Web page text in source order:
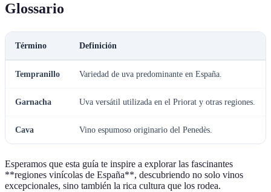
Glossario
Término Definición
Tempranillo Variedad de uva predominante en España.
Garnacha Uva versátil utilizada en el Priorat y otras regiones.
Cava Vino espumoso originario del Penedès.
Esperamos que esta guía te inspire a explorar las fascinantes
**regiones vinícolas de España**, descubriendo no solo vinos
excepcionales, sino también la rica cultura que los rodea.